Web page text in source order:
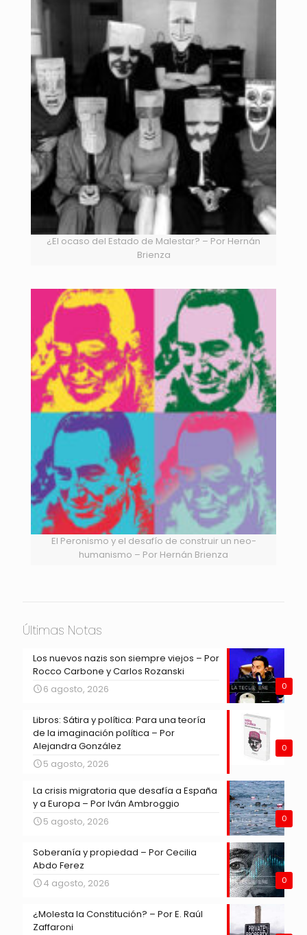
¿El ocaso del Estado de Malestar? – Por Hernán
Brienza
El Peronismo y el desafío de construir un neo-
humanismo – Por Hernán Brienza
Últimas Notas
0
Los nuevos nazis son siempre viejos – Por
Rocco Carbone y Carlos Rozanski
6 agosto, 2026
0
Libros: Sátira y política: Para una teoría
de la imaginación política – Por
Alejandra González
5 agosto, 2026
0
La crisis migratoria que desafía a España
y a Europa – Por Iván Ambroggio
5 agosto, 2026
0
Soberanía y propiedad – Por Cecilia
Abdo Ferez
4 agosto, 2026
¿Molesta la Constitución? – Por E. Raúl
Zaffaroni